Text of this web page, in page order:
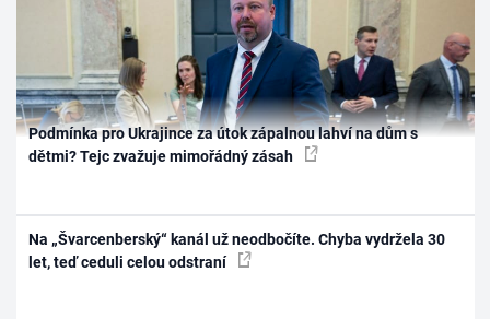
Podmínka pro Ukrajince za útok zápalnou lahví na dům s
dětmi? Tejc zvažuje mimořádný zásah
Na „Švarcenberský“ kanál už neodbočíte. Chyba vydržela 30
let, teď ceduli celou odstraní